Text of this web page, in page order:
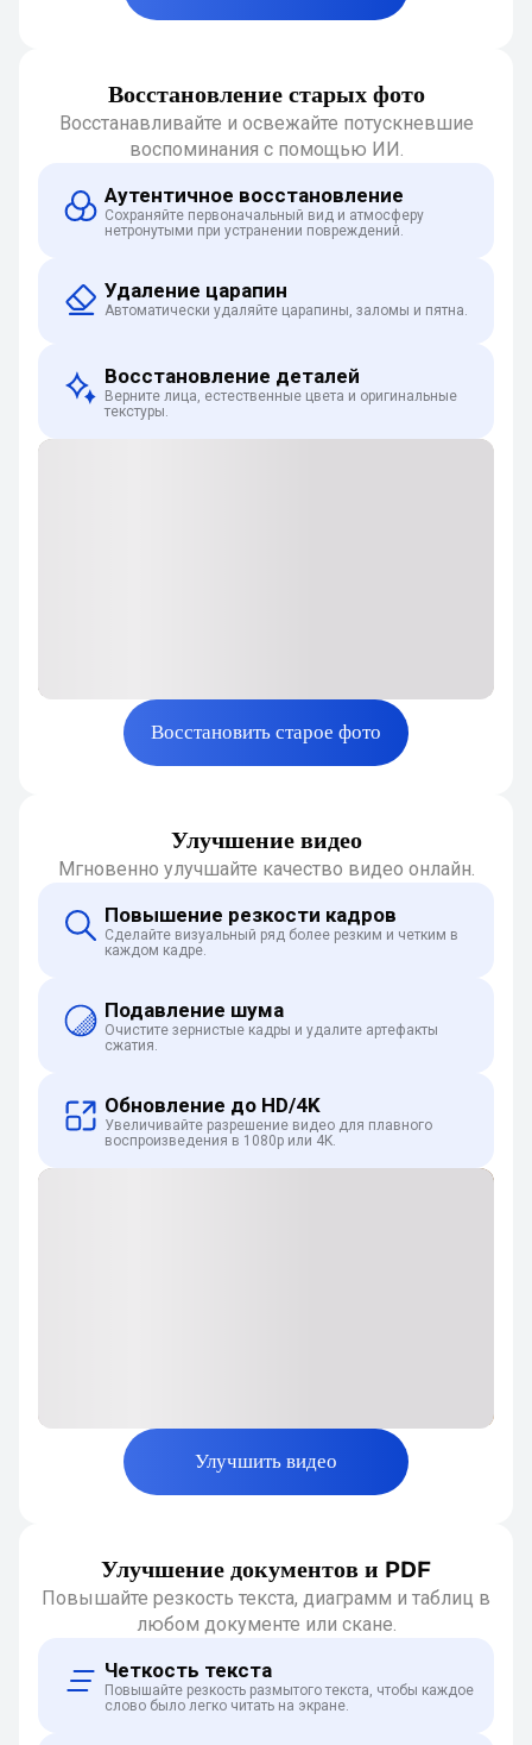
Восстановление старых фото
Восстанавливайте и освежайте потускневшие
воспоминания с помощью ИИ.
Аутентичное восстановление
Сохраняйте первоначальный вид и атмосферу
нетронутыми при устранении повреждений.
Удаление царапин
Автоматически удаляйте царапины, заломы и пятна.
Восстановление деталей
Верните лица, естественные цвета и оригинальные
текстуры.
Восстановить старое фото
Улучшение видео
Мгновенно улучшайте качество видео онлайн.
Повышение резкости кадров
Сделайте визуальный ряд более резким и четким в
каждом кадре.
Подавление шума
Очистите зернистые кадры и удалите артефакты
сжатия.
Обновление до HD/4K
Увеличивайте разрешение видео для плавного
воспроизведения в 1080p или 4K.
Улучшить видео
Улучшение документов и PDF
Повышайте резкость текста, диаграмм и таблиц в
любом документе или скане.
Четкость текста
Повышайте резкость размытого текста, чтобы каждое
слово было легко читать на экране.